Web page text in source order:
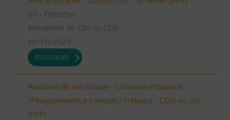
29 - Finistère
Possibilité de CDI ou CDD
16/10/2025
POSTULER
Auxiliaire de vie sociale - Locmaria-Plouzané
/Plougonvelin/Le Conquet/Trébabu - CDD ou CDI
(H/F)